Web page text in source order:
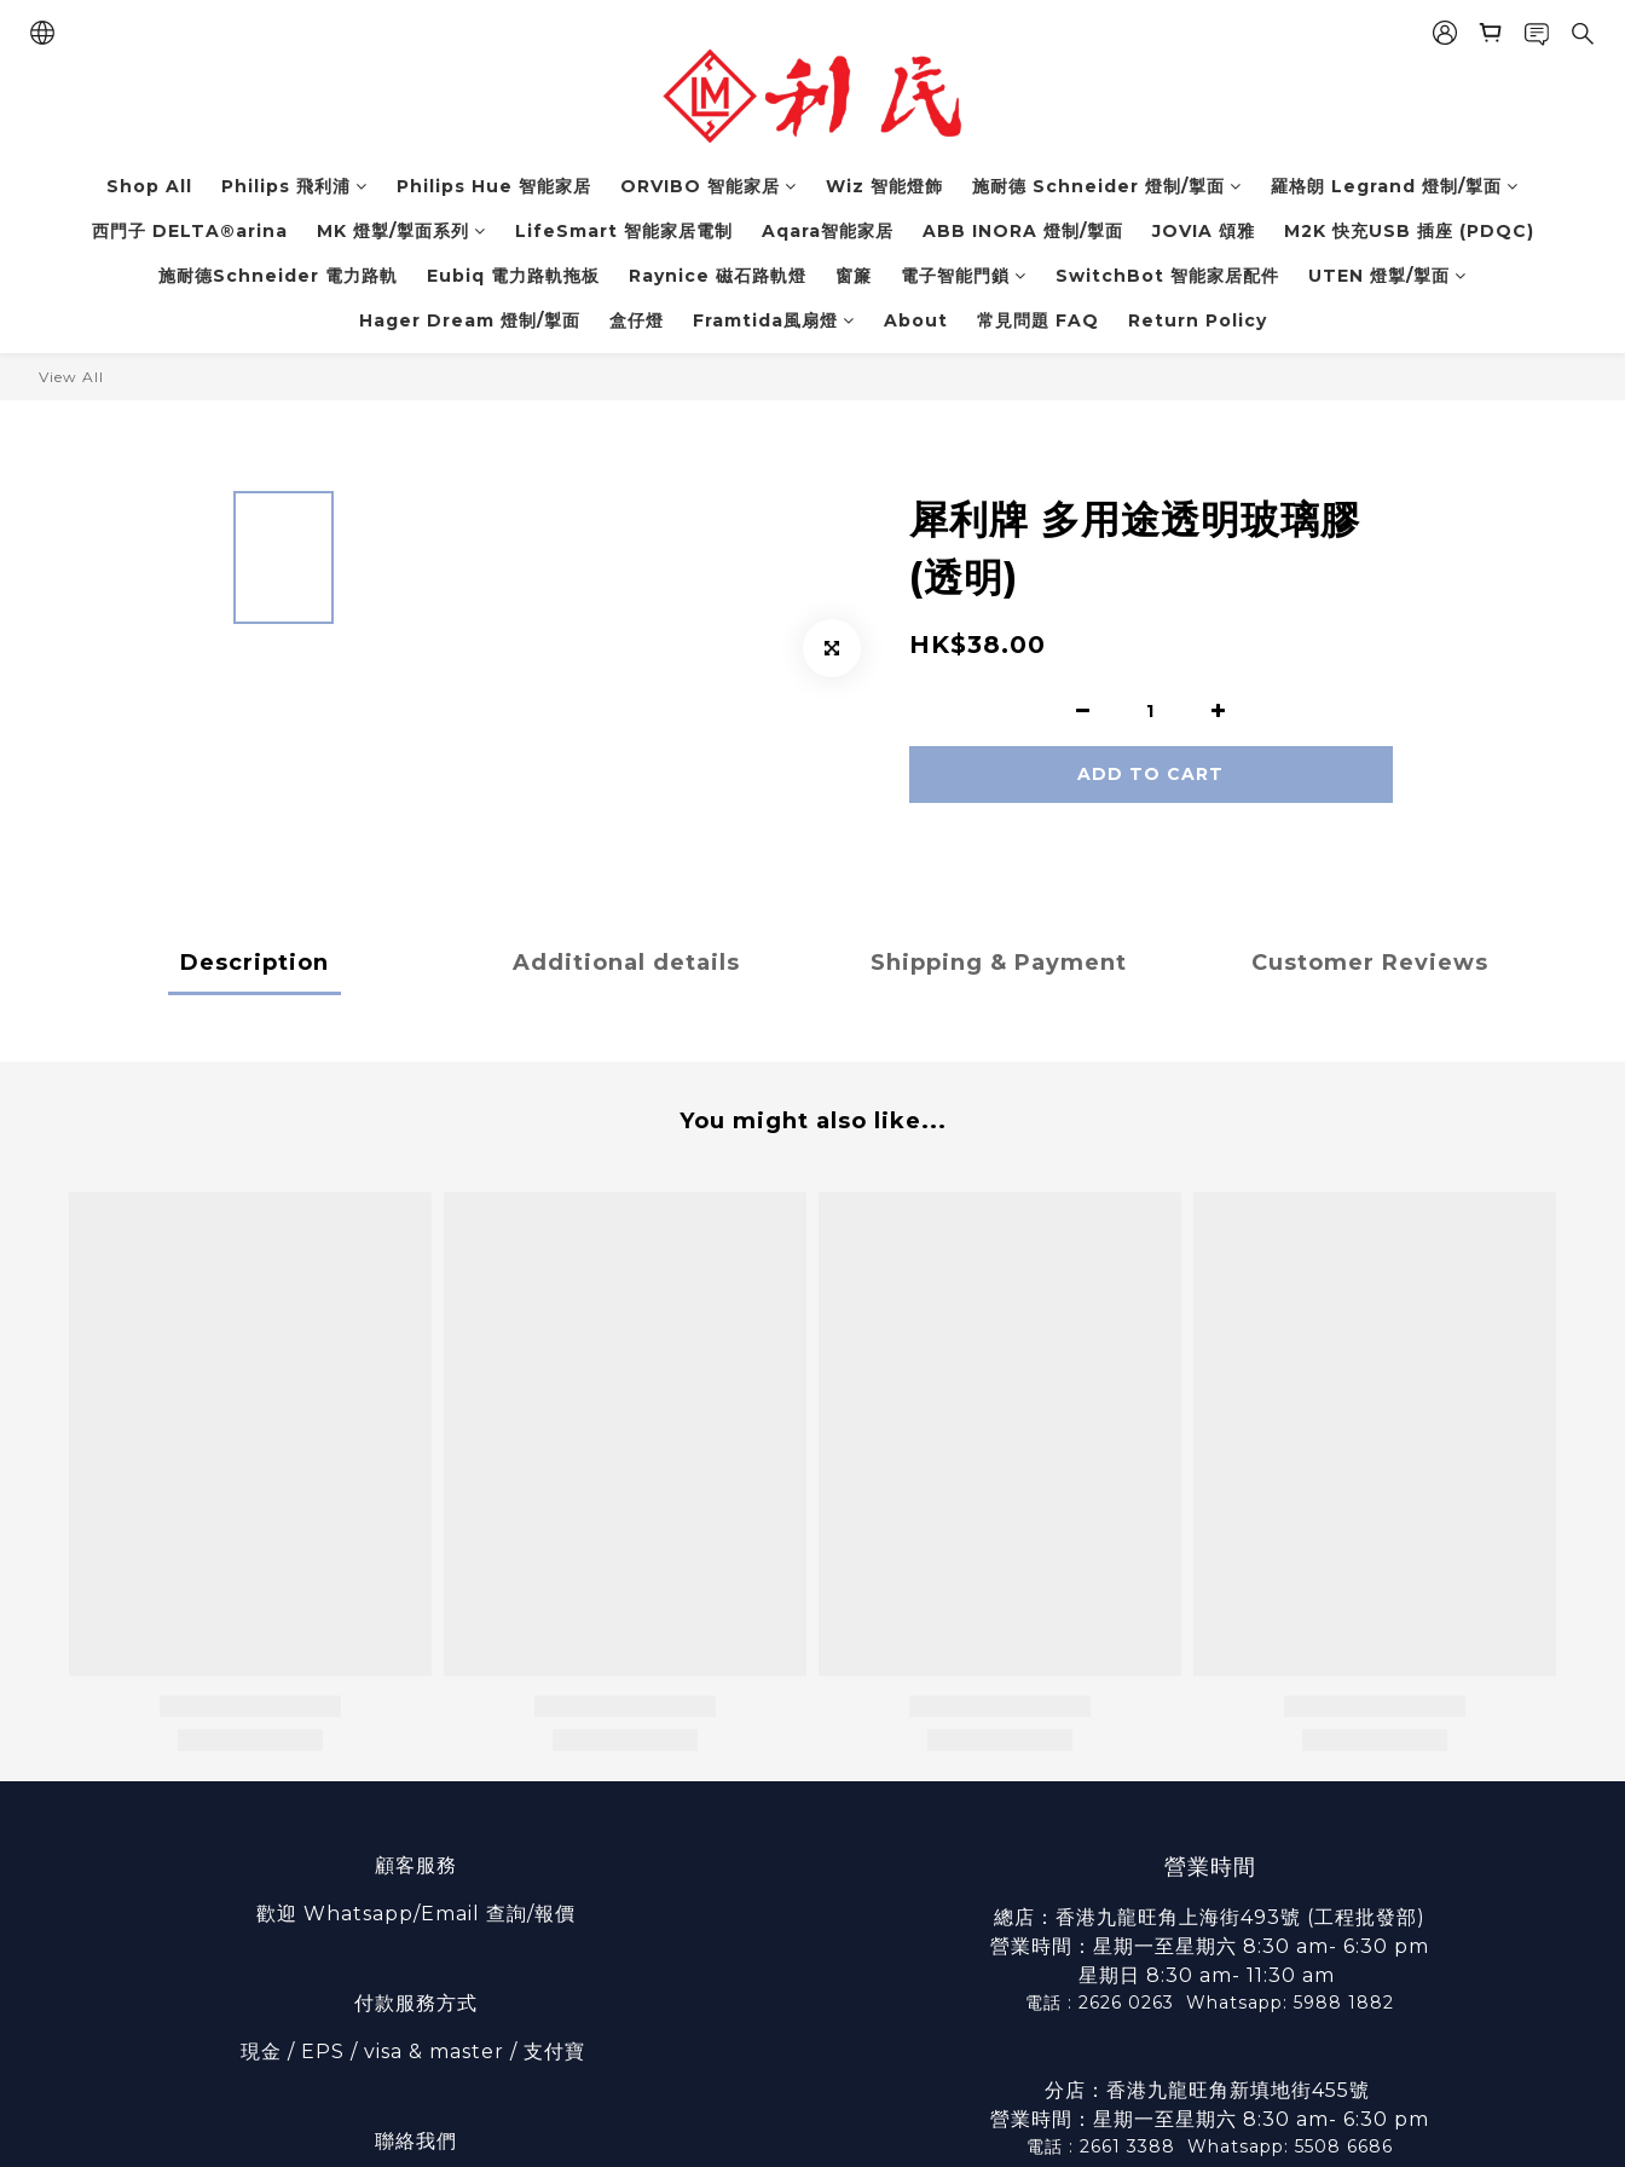
Shop All Philips 飛利浦 Philips Hue 智能家居 ORVIBO 智能家居 Wiz 智能燈飾 施耐德 Schneider 燈制/掣面 羅格朗 Legrand 燈制/掣面
西門子 DELTA®arina MK 燈掣/掣面系列 LifeSmart 智能家居電制 Aqara智能家居 ABB INORA 燈制/掣面 JOVIA 頌雅 M2K 快充USB 插座 (PDQC)
施耐德Schneider 電力路軌 Eubiq 電力路軌拖板 Raynice 磁石路軌燈 窗簾 電子智能門鎖 SwitchBot 智能家居配件 UTEN 燈掣/掣面
Hager Dream 燈制/掣面 盒仔燈 Framtida風扇燈 About 常見問題 FAQ Return Policy
View All
犀利牌 多用途透明玻璃膠
(透明)
HK$38.00
ADD TO CART
Description Additional details Shipping & Payment Customer Reviews
You might also like...
顧客服務
歡迎 Whatsapp/Email 查詢/報價
付款服務方式
現金 / EPS / visa & master / 支付寶
聯絡我們
營業時間
總店：香港九龍旺角上海街493號 (工程批發部)
營業時間：星期一至星期六 8:30 am- 6:30 pm
星期日 8:30 am- 11:30 am
電話 : 2626 0263 Whatsapp: 5988 1882
分店：香港九龍旺角新填地街455號
營業時間：星期一至星期六 8:30 am- 6:30 pm
電話 : 2661 3388 Whatsapp: 5508 6686